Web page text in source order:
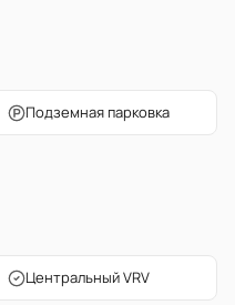
Подземная парковка
Центральный VRV